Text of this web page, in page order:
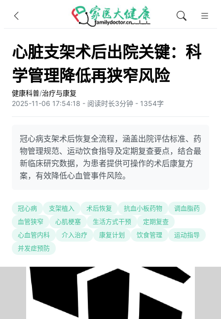
心脏支架术后出院关键：科
学管理降低再狭窄风险
健康科普/治疗与康复
2025-11-06 17:54:18 - 阅读时长3分钟 - 1354字
冠心病支架术后恢复全流程，涵盖出院评估标准、药
物管理规范、运动饮食指导及定期复查要点，结合最
新临床研究数据，为患者提供可操作的术后康复方
案，有效降低心血管事件风险。
冠心病 支架植入 术后恢复 抗血小板药物
调血脂药
血管狭窄
心肌梗塞 生活方式干预
定期复查
心血管内科
介入治疗 康复计划 饮食管理
运动指导
并发症预防